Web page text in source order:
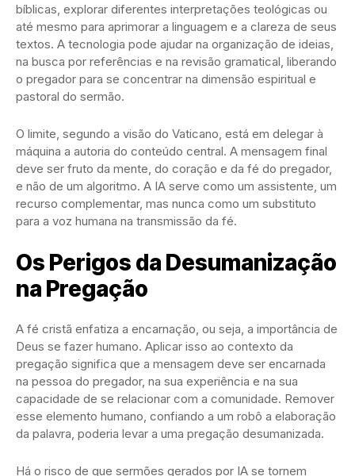
bíblicas, explorar diferentes interpretações teológicas ou
até mesmo para aprimorar a linguagem e a clareza de seus
textos. A tecnologia pode ajudar na organização de ideias,
na busca por referências e na revisão gramatical, liberando
o pregador para se concentrar na dimensão espiritual e
pastoral do sermão.
O limite, segundo a visão do Vaticano, está em delegar à
máquina a autoria do conteúdo central. A mensagem final
deve ser fruto da mente, do coração e da fé do pregador,
e não de um algoritmo. A IA serve como um assistente, um
recurso complementar, mas nunca como um substituto
para a voz humana na transmissão da fé.
Os Perigos da Desumanização
na Pregação
A fé cristã enfatiza a encarnação, ou seja, a importância de
Deus se fazer humano. Aplicar isso ao contexto da
pregação significa que a mensagem deve ser encarnada
na pessoa do pregador, na sua experiência e na sua
capacidade de se relacionar com a comunidade. Remover
esse elemento humano, confiando a um robô a elaboração
da palavra, poderia levar a uma pregação desumanizada.
Há o risco de que sermões gerados por IA se tornem